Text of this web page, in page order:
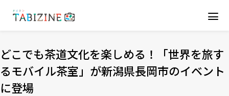
どこでも茶道文化を楽しめる！「世界を旅す
るモバイル茶室」が新潟県長岡市のイベント
に登場